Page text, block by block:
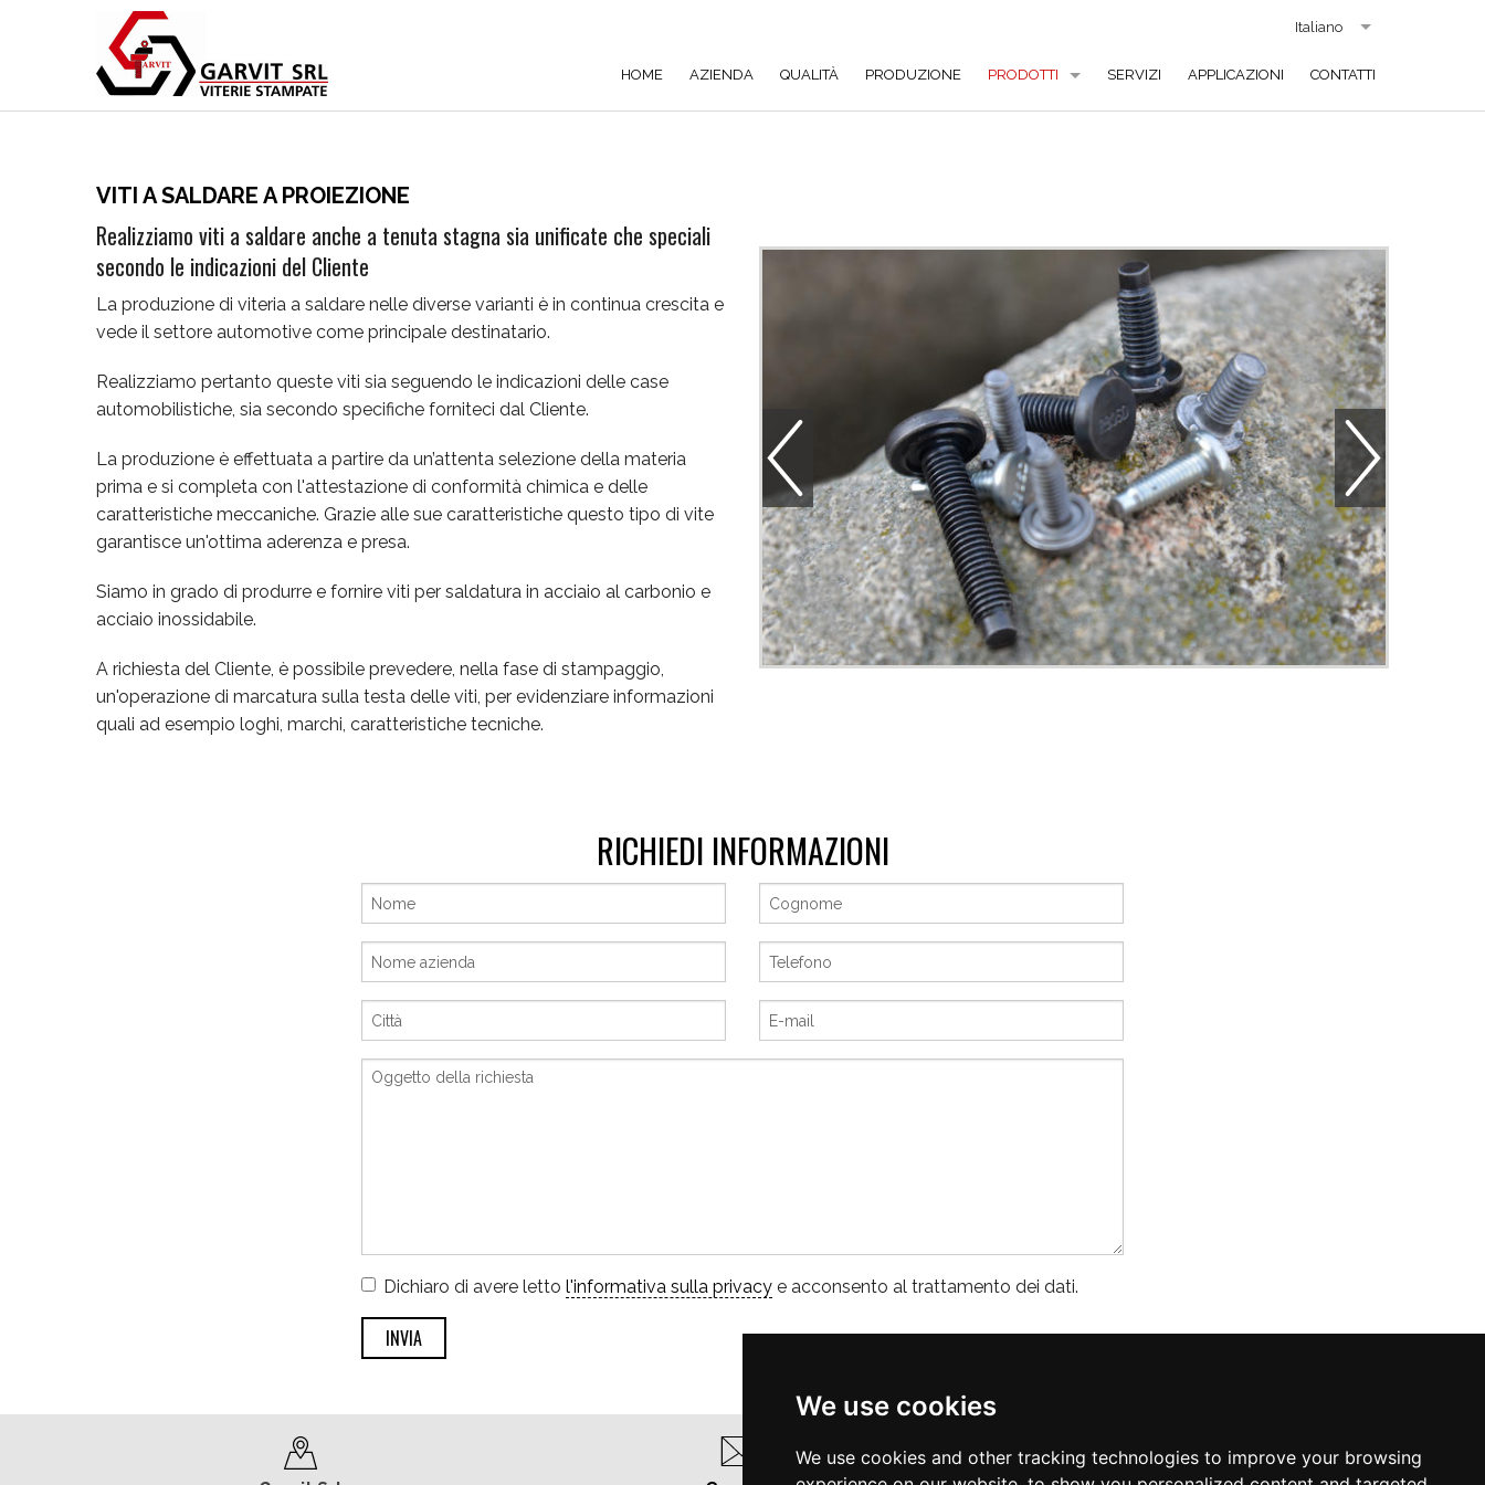
We use cookies
We use cookies and other tracking technologies to improve your browsing
Italiano
HOME AZIENDA QUALITÀ PRODUZIONE PRODOTTI
VITI IN OTTONE
VITI IN RAME E ALLUMINIO
VITI A SALDARE
SERVIZI APPLICAZIONI CONTATTI
VITI A SALDARE A PROIEZIONE
Realizziamo viti a saldare anche a tenuta stagna sia unificate che speciali
secondo le indicazioni del Cliente
La produzione di viteria a saldare nelle diverse varianti è in continua crescita e
vede il settore automotive come principale destinatario.
Realizziamo pertanto queste viti sia seguendo le indicazioni delle case
automobilistiche, sia secondo specifiche forniteci dal Cliente.
La produzione è effettuata a partire da un’attenta selezione della materia
prima e si completa con l'attestazione di conformità chimica e delle
caratteristiche meccaniche. Grazie alle sue caratteristiche questo tipo di vite
garantisce un'ottima aderenza e presa.
Siamo in grado di produrre e fornire viti per saldatura in acciaio al carbonio e
acciaio inossidabile.
A richiesta del Cliente, è possibile prevedere, nella fase di stampaggio,
un'operazione di marcatura sulla testa delle viti, per evidenziare informazioni
quali ad esempio loghi, marchi, caratteristiche tecniche.
RICHIEDI INFORMAZIONI
Dichiaro di avere letto l'informativa sulla privacy e acconsento al trattamento dei dati.